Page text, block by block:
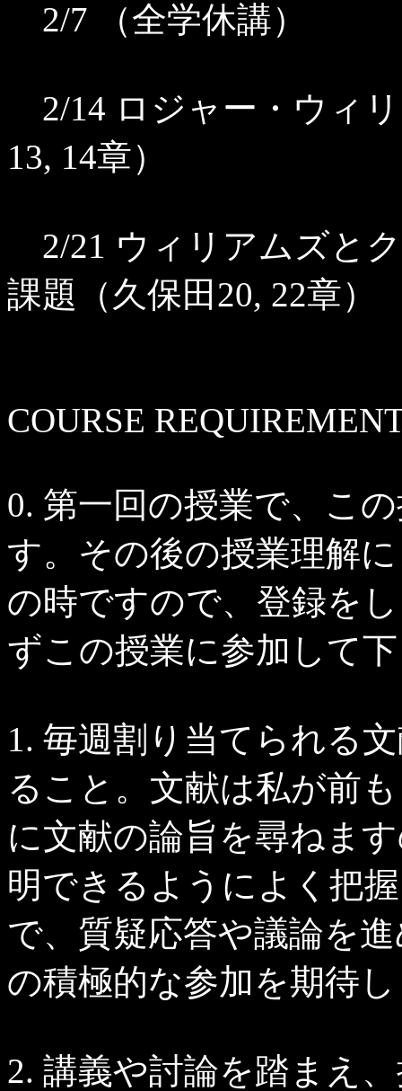
2/7 （全学休講）
2/14 ロジャー・ウィ
13, 14章）
2/21 ウィリアムズと
課題（久保田20, 22章）
COURSE
0. 第一回の授業で、こ
す。その後の授業理解
の時ですので、登録を
ずこの授業に参加して
1. 毎週割り当てられる
ること。文献は私が前
に文献の論旨を尋ねま
明できるようによく把
で、質疑応答や議論を
の積極的な参加を期待
2. 講義や討論を踏まえ